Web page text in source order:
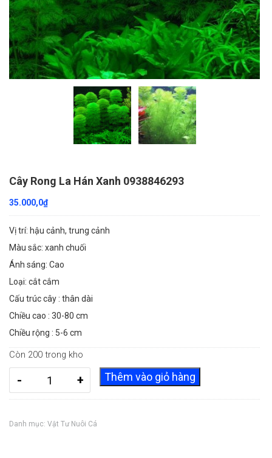
Cây Rong La Hán Xanh 0938846293
35.000,0₫
Vị trí: hậu cảnh, trung cảnh
Màu sắc: xanh chuối
Ánh sáng: Cao
Loại: cắt cắm
Cấu trúc cây : thân dài
Chiều cao : 30-80 cm
Chiều rộng : 5-6 cm
Còn 200 trong kho
-
La
Xanh
+ Thêm vào giỏ hàng
Danh mục: Vật Tư Nuôi Cá